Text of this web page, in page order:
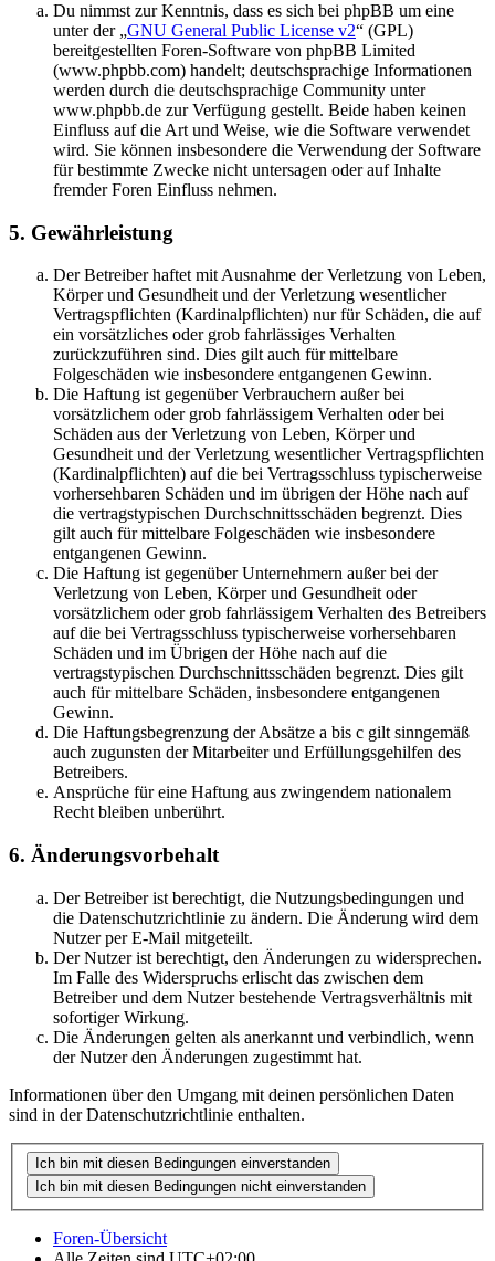
Du nimmst zur Kenntnis, dass es sich bei phpBB um eine
unter der „GNU General Public License v2“ (GPL)
bereitgestellten Foren-Software von phpBB Limited
(www.phpbb.com) handelt; deutschsprachige Informationen
werden durch die deutschsprachige Community unter
www.phpbb.de zur Verfügung gestellt. Beide haben keinen
Einfluss auf die Art und Weise, wie die Software verwendet
wird. Sie können insbesondere die Verwendung der Software
für bestimmte Zwecke nicht untersagen oder auf Inhalte
fremder Foren Einfluss nehmen.
5. Gewährleistung
Der Betreiber haftet mit Ausnahme der Verletzung von Leben,
Körper und Gesundheit und der Verletzung wesentlicher
Vertragspflichten (Kardinalpflichten) nur für Schäden, die auf
ein vorsätzliches oder grob fahrlässiges Verhalten
zurückzuführen sind. Dies gilt auch für mittelbare
Folgeschäden wie insbesondere entgangenen Gewinn.
Die Haftung ist gegenüber Verbrauchern außer bei
vorsätzlichem oder grob fahrlässigem Verhalten oder bei
Schäden aus der Verletzung von Leben, Körper und
Gesundheit und der Verletzung wesentlicher Vertragspflichten
(Kardinalpflichten) auf die bei Vertragsschluss typischerweise
vorhersehbaren Schäden und im übrigen der Höhe nach auf
die vertragstypischen Durchschnittsschäden begrenzt. Dies
gilt auch für mittelbare Folgeschäden wie insbesondere
entgangenen Gewinn.
Die Haftung ist gegenüber Unternehmern außer bei der
Verletzung von Leben, Körper und Gesundheit oder
vorsätzlichem oder grob fahrlässigem Verhalten des Betreibers
auf die bei Vertragsschluss typischerweise vorhersehbaren
Schäden und im Übrigen der Höhe nach auf die
vertragstypischen Durchschnittsschäden begrenzt. Dies gilt
auch für mittelbare Schäden, insbesondere entgangenen
Gewinn.
Die Haftungsbegrenzung der Absätze a bis c gilt sinngemäß
auch zugunsten der Mitarbeiter und Erfüllungsgehilfen des
Betreibers.
Ansprüche für eine Haftung aus zwingendem nationalem
Recht bleiben unberührt.
6. Änderungsvorbehalt
Der Betreiber ist berechtigt, die Nutzungsbedingungen und
die Datenschutzrichtlinie zu ändern. Die Änderung wird dem
Nutzer per E-Mail mitgeteilt.
Der Nutzer ist berechtigt, den Änderungen zu widersprechen.
Im Falle des Widerspruchs erlischt das zwischen dem
Betreiber und dem Nutzer bestehende Vertragsverhältnis mit
sofortiger Wirkung.
Die Änderungen gelten als anerkannt und verbindlich, wenn
der Nutzer den Änderungen zugestimmt hat.
Informationen über den Umgang mit deinen persönlichen Daten
sind in der Datenschutzrichtlinie enthalten.
Foren-Übersicht